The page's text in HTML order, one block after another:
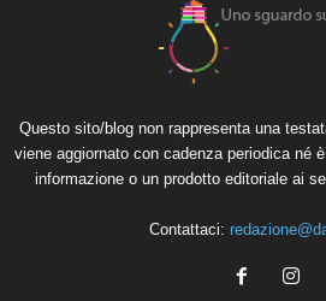
Questo sito/blog non rappresenta una
viene aggiornato con cadenza periodica né
informazione o un prodotto editoriale ai
Contattaci: